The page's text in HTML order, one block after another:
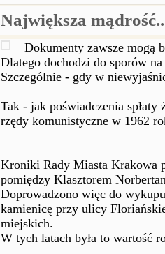
Największa
Dokumenty zawsze mogą
Dlatego dochodzi do sporów
Szczególnie - gdy w
Tak - jak poświadczenia
rzędy komunistyczne w 1962
Kroniki Rady Miasta Krakowa
pomiędzy Klasztorem
Doprowadzono więc do
kamienicę przy ulicy
miejskich.
W tych latach była to wartość